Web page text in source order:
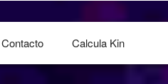
Contacto Calcula Kin